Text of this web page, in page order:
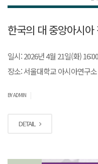
한국의 대 중앙아시
일시: 2026년 4월 21일(화)
장소: 서울대학교 아시아연구
BY ADMIN
DETAIL